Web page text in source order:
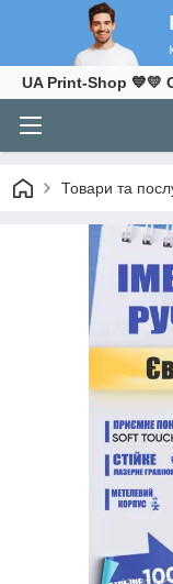
UA Print-Shop ​💙💛
Товари та